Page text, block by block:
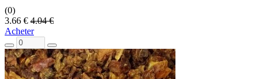
(0)
3.66 € 4.04 €
Acheter